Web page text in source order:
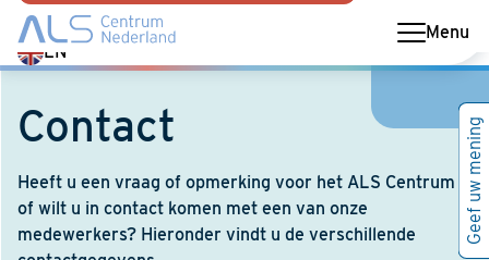
Menu
EN
Switch
language
English
Contact
Heeft u een vraag of opmerking voor het ALS Centrum
of wilt u in contact komen met een van onze
medewerkers? Hieronder vindt u de verschillende
Geef uw mening